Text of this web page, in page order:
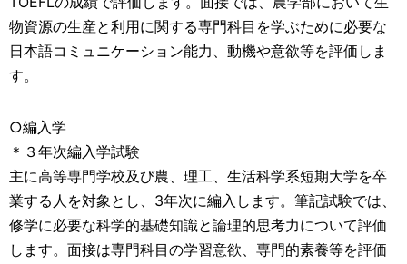
物資源の生産と利用に関する専門科目を学ぶために必要な
日本語コミュニケーション能力、動機や意欲等を評価しま
す。
○編入学
＊３年次編入学試験
主に高等専門学校及び農、理工、生活科学系短期大学を卒
業する人を対象とし、3年次に編入します。筆記試験では、
修学に必要な科学的基礎知識と論理的思考力について評価
します。面接は専門科目の学習意欲、専門的素養等を評価